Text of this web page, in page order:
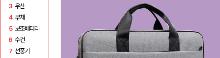
3 우산
4 부채
5 보조배터리
6 수건
7 선풍기